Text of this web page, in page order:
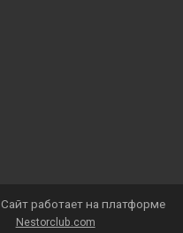
Сайт работает на платформе
Nestorclub.com